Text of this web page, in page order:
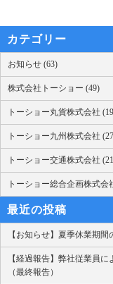
カテゴリー
お知らせ (63)
株式会社トーショー (49)
トーショー丸貨株式会社
トーショー九州株式会社
トーショー交通株式会社
トーショー総合企画株式会
最近の投稿
【お知らせ】夏季休業期間
【経過報告】弊社従業員
（最終報告）